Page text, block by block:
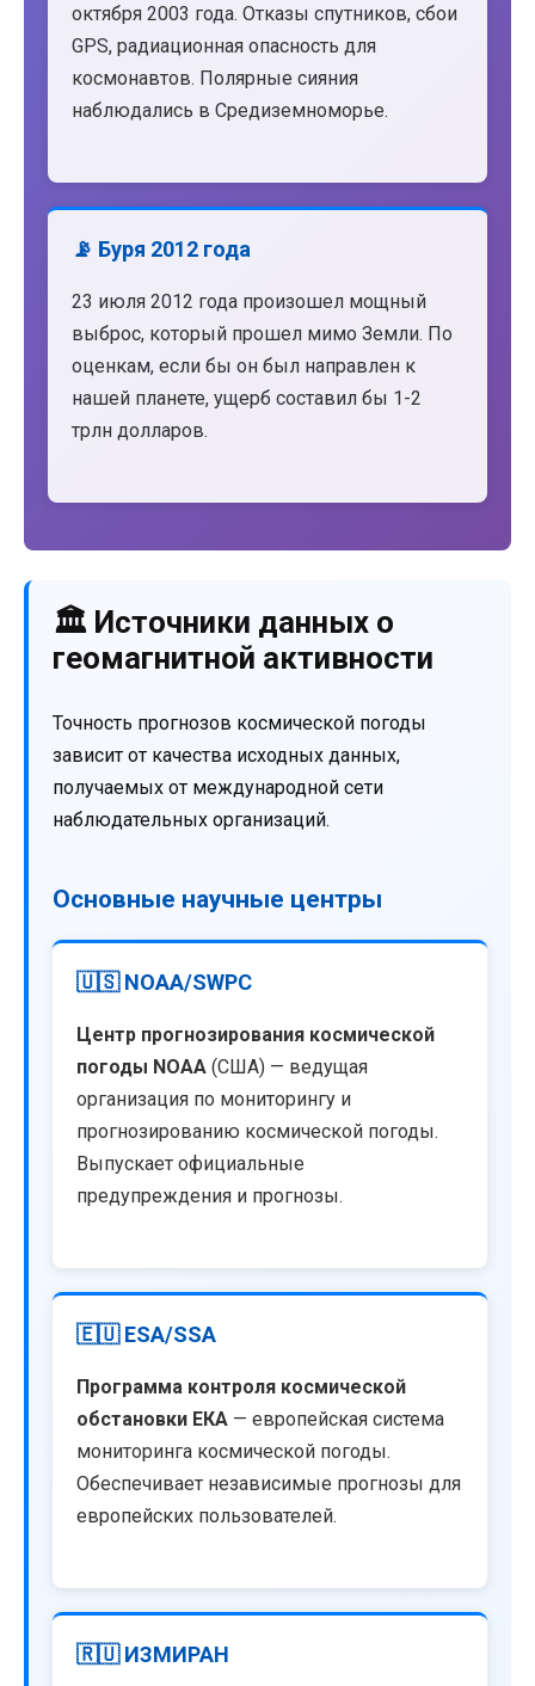
октября 2003 года. Отказы спутников, сбои
GPS, радиационная опасность для
космонавтов. Полярные сияния
наблюдались в Средиземноморье.
📡 Буря 2012 года
23 июля 2012 года произошел мощный
выброс, который прошел мимо Земли. По
оценкам, если бы он был направлен к
нашей планете, ущерб составил бы 1-2
трлн долларов.
🏛️ Источники данных о
геомагнитной активности
Точность прогнозов космической погоды
зависит от качества исходных данных,
получаемых от международной сети
наблюдательных организаций.
Основные научные центры
🇺🇸 NOAA/SWPC
Центр прогнозирования космической
погоды NOAA (США) — ведущая
организация по мониторингу и
прогнозированию космической погоды.
Выпускает официальные
предупреждения и прогнозы.
🇪🇺 ESA/SSA
Программа контроля космической
обстановки ЕКА — европейская система
мониторинга космической погоды.
Обеспечивает независимые прогнозы для
европейских пользователей.
🇷🇺 ИЗМИРАН